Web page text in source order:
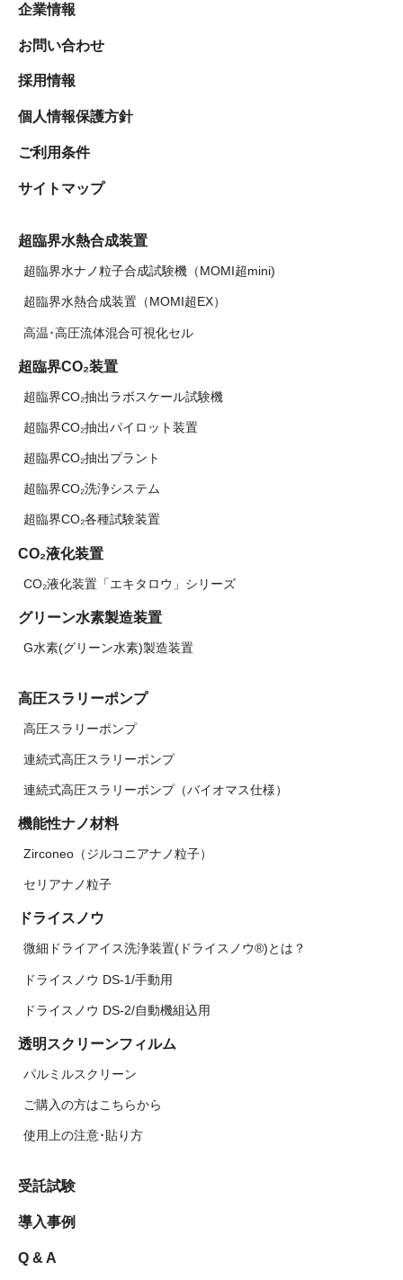
企業情報
お問い合わせ
採用情報
個人情報保護方針
ご利用条件
サイトマップ
超臨界水熱合成装置
超臨界水ナノ粒子合成試験機（MOMI超mini)
超臨界水熱合成装置（MOMI超EX）
高温･高圧流体混合可視化セル
超臨界CO₂装置
超臨界CO₂抽出ラボスケール試験機
超臨界CO₂抽出パイロット装置
超臨界CO₂抽出プラント
超臨界CO₂洗浄システム
超臨界CO₂各種試験装置
CO₂液化装置
CO₂液化装置「エキタロウ」シリーズ
グリーン水素製造装置
G水素(グリーン水素)製造装置
高圧スラリーポンプ
高圧スラリーポンプ
連続式高圧スラリーポンプ
連続式高圧スラリーポンプ（バイオマス仕様）
機能性ナノ材料
Zirconeo（ジルコニアナノ粒子）
セリアナノ粒子
ドライスノウ
微細ドライアイス洗浄装置(ドライスノウ®)とは？
ドライスノウ DS-1/手動用
ドライスノウ DS-2/自動機組込用
透明スクリーンフィルム
パルミルスクリーン
ご購入の方はこちらから
使用上の注意･貼り方
受託試験
導入事例
Q & A